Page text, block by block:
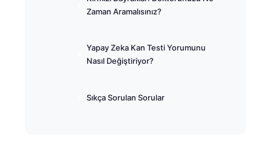
Zaman Aramalısınız?
Yapay Zeka Kan Testi Yorumunu
Nasıl Değiştiriyor?
Sıkça Sorulan Sorular